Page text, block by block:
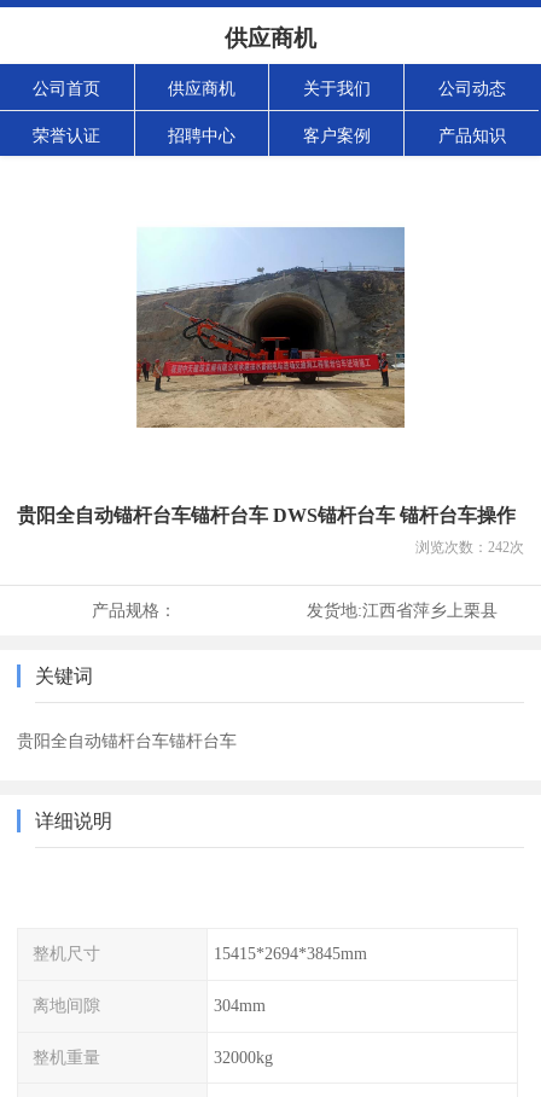
供应商机
公司首页 供应商机 关于我们 公司动态
荣誉认证 招聘中心 客户案例 产品知识
贵阳全自动锚杆台车锚杆台车 DWS锚杆台车 锚杆台车操作
浏览次数： 242次
产品规格： 发货地:江西省萍乡上栗县
关键词
贵阳全自动锚杆台车锚杆台车
详细说明
整机尺寸 15415*2694*3845mm
离地间隙 304mm
整机重量 32000kg